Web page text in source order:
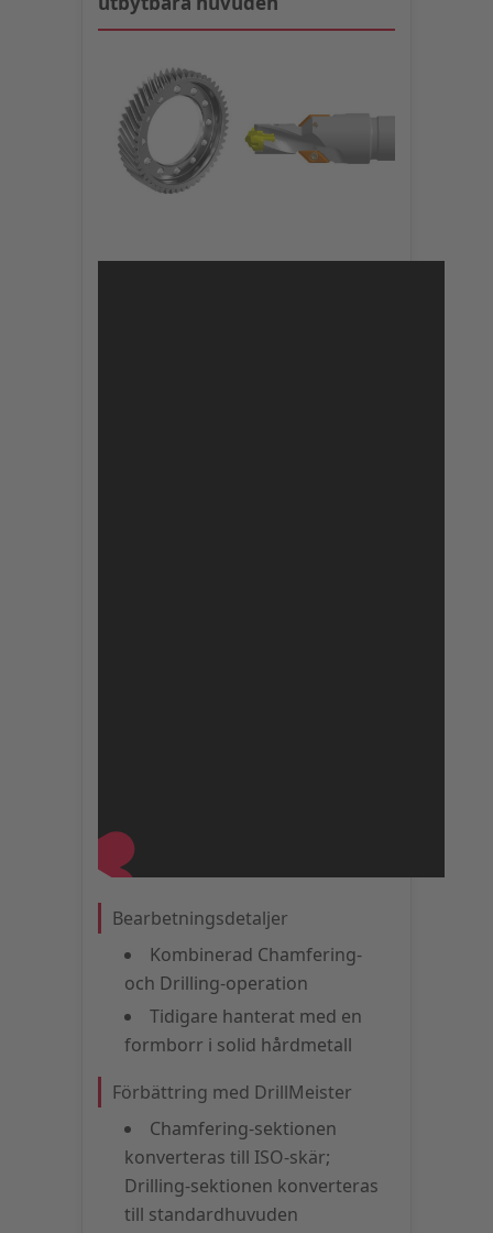
Bearbetningsdetaljer
Kombinerad Chamfering-
och Drilling-operation
Tidigare hanterat med en
formborr i solid hårdmetall
Förbättring med DrillMeister
Chamfering-sektionen
konverteras till ISO-skär;
Drilling-sektionen konverteras
till standardhuvuden